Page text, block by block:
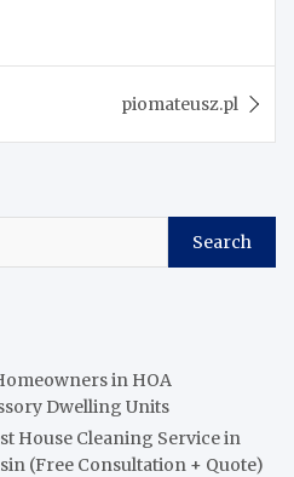
piomateusz.pl
Search
in HOA
Dwelling Units
House Cleaning Service in
(Free Consultation + Quote)